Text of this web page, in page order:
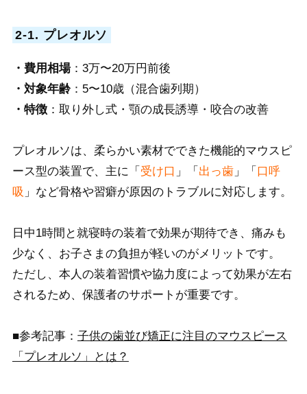
2-1. プレオルソ
・費用相場：3万〜20万円前後
・対象年齢：5〜10歳（混合歯列期）
・特徴：取り外し式・顎の成長誘導・咬合の改善
プレオルソは、柔らかい素材でできた機能的マウスピ
ース型の装置で、主に「 受け口 」「 出っ歯」「 口呼
吸 」など骨格や習癖が原因のトラブルに対応します。
日中1時間と就寝時の装着で効果が期待でき、痛みも
少なく、お子さまの負担が軽いのがメリットです。
ただし、本人の装着習慣や協力度によって効果が左右
されるため、保護者のサポートが重要です。
■参考記事： 子供の歯並び矯正に注目のマウスピース
「プレオルソ」とは？